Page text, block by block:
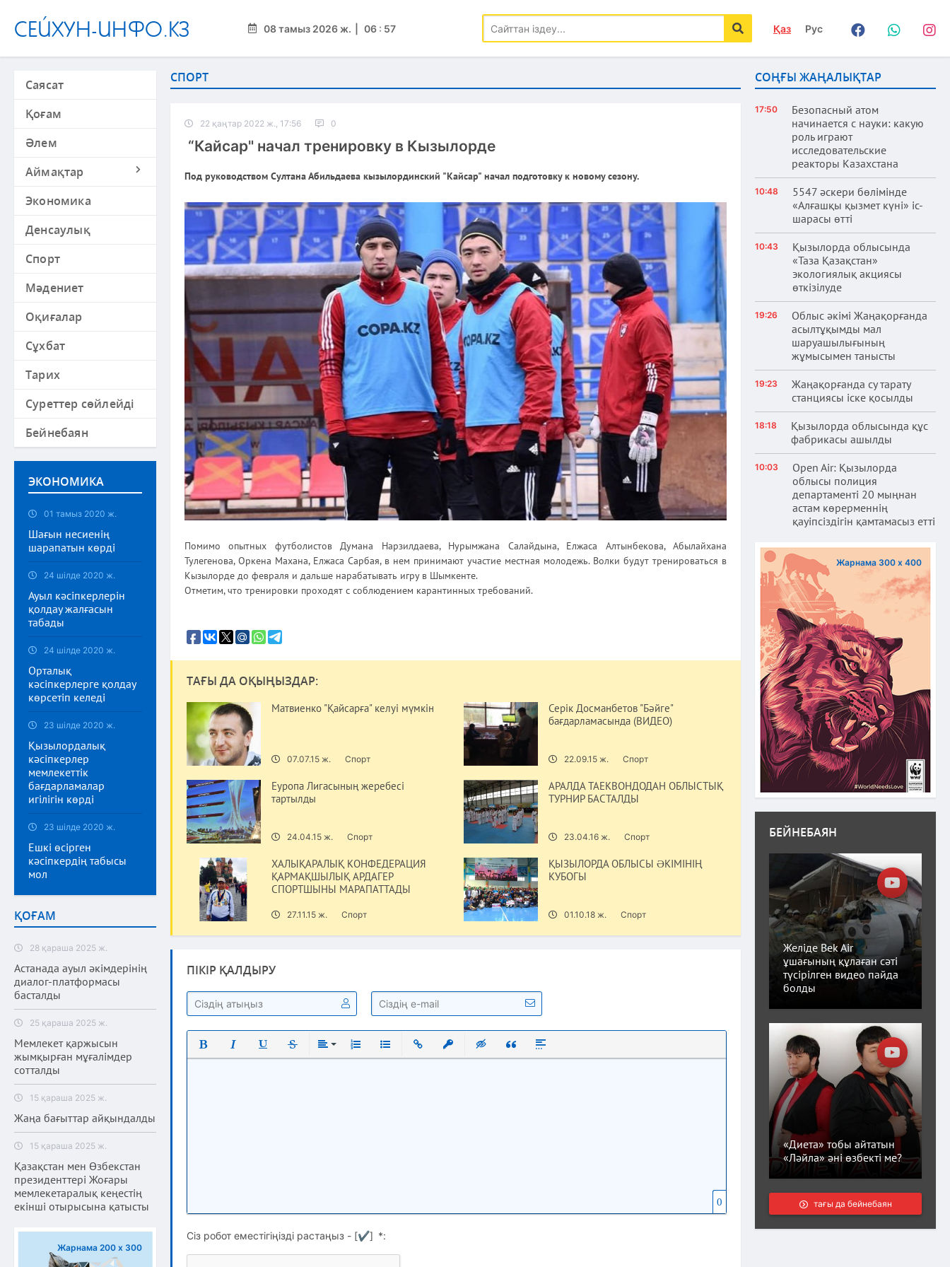
СЕЙХУН-ИНФО.КЗ 08 тамыз 2026 ж. 06 : 57
іздеу
Қаз
Рус
Саясат
Қоғам
Әлем
Аймақтар
Экономика
Денсаулық
Спорт
Мәдениет
Оқиғалар
Сұхбат
Тарих
Суреттер сөйлейді
Бейнебаян
ЭКОНОМИКА
01 тамыз 2020 ж.
Шағын несиенің
шарапатын көрді
24 шілде 2020 ж.
Ауыл кәсіпкерлерін
қолдау жалғасын
табады
24 шілде 2020 ж.
Орталық
кәсіпкерлерге қолдау
көрсетіп келеді
23 шілде 2020 ж.
Қызылордалық
кәсіпкерлер
мемлекеттік
бағдарламалар
игілігін көрді
23 шілде 2020 ж.
Ешкі өсірген
кәсіпкердің табысы
мол
ҚОҒАМ
28 қараша 2025 ж.
Астанада ауыл әкімдерінің
диалог-платформасы
басталды
25 қараша 2025 ж.
Мемлекет қаржысын
жымқырған мұғалімдер
сотталды
15 қараша 2025 ж.
Жаңа бағыттар айқындалды
15 қараша 2025 ж.
Қазақстан мен Өзбекстан
президенттері Жоғары
мемлекетаралық кеңестің
екінші отырысына қатысты
Жарнама 200 х 300
СПОРТ
22 қаңтар 2022 ж., 17:56 0
“Кайсар" начал тренировку в Кызылорде
Под руководством Султана Абильдаева кызылординский "Кайсар" начал подготовку к новому сезону.
Помимо опытных футболистов Думана Нарзилдаева, Нурымжана Салайдына, Елжаса Алтынбекова, Абылайхана
Тулегенова, Оркена Махана, Елжаса Сарбая, в нем принимают участие местная молодежь. Волки будут тренироваться в
Кызылорде до февраля и дальше нарабатывать игру в Шымкенте.
Отметим, что тренировки проходят с соблюдением карантинных требований.
ТАҒЫ ДА ОҚЫҢЫЗДАР:
Матвиенко "Қайсарға" келуі мүмкін
07.07.15 ж. Спорт
Серік Досманбетов "Бәйге"
бағдарламасында (ВИДЕО)
22.09.15 ж. Спорт
Еуропа Лигасының жеребесі
тартылды
24.04.15 ж. Спорт
АРАЛДА ТАЕКВОНДОДАН ОБЛЫСТЫҚ
ТУРНИР БАСТАЛДЫ
23.04.16 ж. Спорт
ХАЛЫҚАРАЛЫҚ КОНФЕДЕРАЦИЯ
ҚАРМАҚШЫЛЫҚ АРДАГЕР
СПОРТШЫНЫ МАРАПАТТАДЫ
27.11.15 ж. Спорт
ҚЫЗЫЛОРДА ОБЛЫСЫ ƏКІМІНІҢ
КУБОГЫ
01.10.18 ж. Спорт
ПІКІР ҚАЛДЫРУ
Полужирный
КурсивПодчеркнутый
ЗачеркнутыйВыравнивание
Нумерованный список
Маркированный список
Вставить ссылку
Вставить защищенную ссылку
Вставка скрытого текста
Вставка цитаты
Вставка спойлера
0
Сіз робот еместігіңізді растаңыз - [✔] *:
СОҢҒЫ ЖАҢАЛЫҚТАР
17:50
Безопасный атом
начинается с науки: какую
роль играют
исследовательские
реакторы Казахстана
10:48
5547 әскери бөлімінде
«Алғашқы қызмет күні» іс-
шарасы өтті
10:43
Қызылорда облысында
«Таза Қазақстан»
экологиялық акциясы
өткізілуде
19:26
Облыс әкімі Жаңақорғанда
асылтұқымды мал
шаруашылығының
жұмысымен танысты
19:23
Жаңақорғанда су тарату
станциясы іске қосылды
18:18
Қызылорда облысында құс
фабрикасы ашылды
10:03
Open Air: Қызылорда
облысы полиция
департаменті 20 мыңнан
астам көрерменнің
қауіпсіздігін қамтамасыз етті
Жарнама 300 х 400
БЕЙНЕБАЯН
Желіде Bek Air
ұшағының құлаған сәті
түсірілген видео пайда
болды
«Диета» тобы айтатын
«Ләйла» әні өзбекті ме?
тағы да бейнебаян